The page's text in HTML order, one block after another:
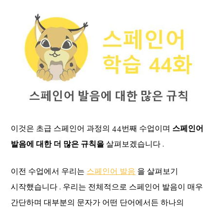
이것은 초급 스페인어 과정의 44번째 수업이며 스페인어
발음에 대한 더 많은 규칙을 살펴보겠습니다 .
이전 수업에서 우리는 스페인어 발음 을 살펴보기
시작했습니다 . 우리는 전체적으로 스페인어 발음이 매우
간단하며 대부분의 문자가 어떤 단어에서든 하나의